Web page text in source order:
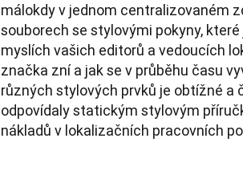
málokdy v jednom centralizovaném
souborech se stylovými pokyny,
myslích vašich editorů a vedoucích
značka zní a jak se v průběhu času
různých stylových prvků je obtížné a
odpovídaly statickým stylovým
nákladů v lokalizačních pracovních